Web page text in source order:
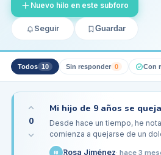
Nuevo hilo en este subforo
Seguir Guardar
Todos 10 Sin responder 0 Con
0
Desde hace un tiempo, he
comienza a quejarse de un
después de jugar al fútbol.
RJ Rosa Jiménez· hace 3